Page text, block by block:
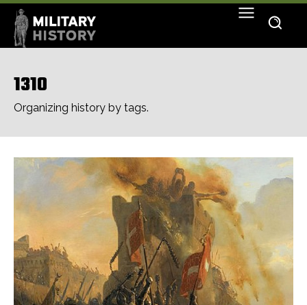
1310
Organizing history by tags.